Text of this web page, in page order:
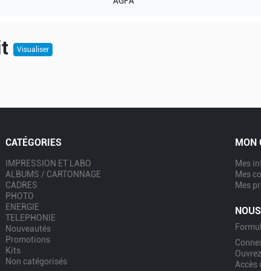
Visualiser
CATÉGORIES
IMPRESSION ET LABO
ALBUMS / CARTONNAGE
CADRES
PHOTO
ENERGIE
TELEPHONIE
Nouveautés
Promotions
Kits
Non catégorisés
MON
Mes
Mes
Mes
Accès